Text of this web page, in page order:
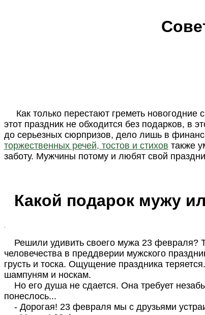
Как только перестают греметь
этот праздник не обходится без подарков, в
до серьезных сюрпризов, дело лишь в
торжественных речей, тостов и стихов также
заботу. Мужчины потому и любят свой
Какой подарок мужу
.
Решили удивить своего мужа 23 февраля?
человечества в преддверии мужского
грусть и тоска. Ощущение праздника
шампуням и носкам.
Но его душа не сдается. Она требует
понеслось...
- Дорогая! 23 февраля мы с друзьями